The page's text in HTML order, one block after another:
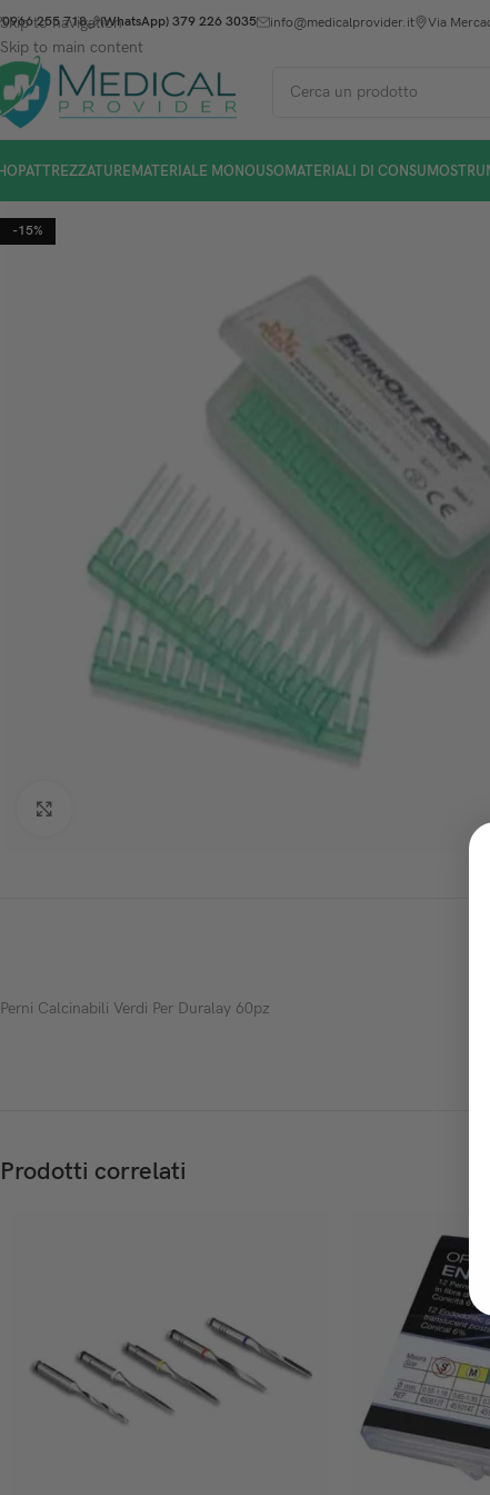
Skip to navigation
Skip to main content
0966 255 718 (WhatsApp) 379 226 3035 info@medicalprovider.it Via
ATTREZZATUREMATERIALE MONOUSOMATERIALI DI CONSUMO
-15%
Perni Calcinabili Verdi Per Duralay 60pz
Prodotti correlati